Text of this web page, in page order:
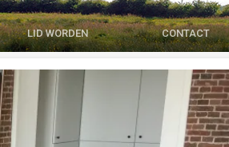
LID WORDEN CONTACT